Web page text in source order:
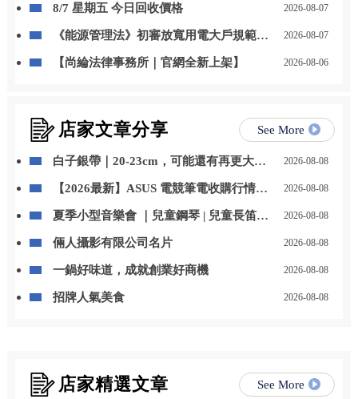
8/7 星期五 今日回收價格 2026-08-07
《能源管理法》初審放寬用電大戶規範，
2026-08-07
【尚綸法律事務所｜官網全新上架】 2026-08-06
店家文章分享 See More
白子銀帶｜20-23cm，可能還有再更大一
發零售，歡迎來店賞魚
2026-08-08
【2026最新】ASUS 電競筆電收購行情大
估？ | 台中收購筆電 | 高價收購筆電
2026-08-08
夏季小型音樂會 ｜兒童鋼琴 | 兒童長笛｜
2026-08-08
倆人攝影有限公司名片 2026-08-08
一鍋好味道，成就創業好商機 2026-08-08
招牌人氣美食 2026-08-08
店家精選文章 See More